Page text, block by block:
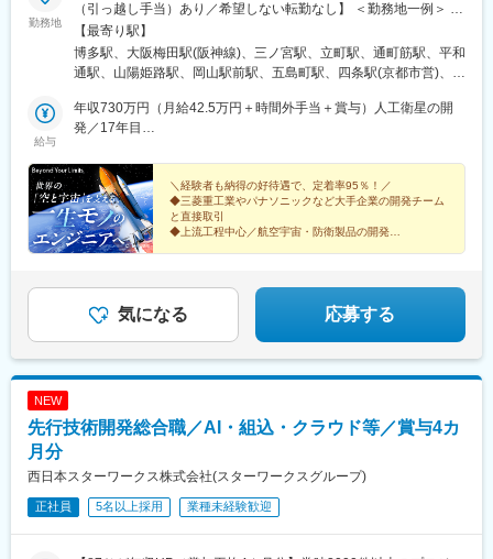
勤務地
（引っ越し手当）あり／希望しない転勤なし】 ＜勤務地一例＞ ・
三菱重工グループ └兵庫県 高砂市、神戸市 長崎県 長崎市、諫早
市、岡山県 玉野市 ・川崎重工業 └兵庫県 明石市、神戸市 ・新明
和工業 └兵庫県 神戸市東灘区、宝塚市 ・三菱電機グループ └兵庫
グループ └大阪府 門真市、守口市 、大阪市 ・NECグループ └福
岡市中央区、早良区 など ＜関西＞大阪府／兵庫県／京都府／滋賀
県／鳥取県／島根県／山口県／徳島県＜九州＞福岡県／熊本県／
長崎県／鹿児島県／宮崎県／佐賀県／大分県※テクニカルセンタ
ー・サテライトオフィスあり※マイカー通勤可※受動喫煙対策あ
り：喫煙所あり（屋外）
【最寄り駅】
博多駅、大阪梅田駅(阪神線)、三ノ宮駅、立町駅、通町筋駅、平和
通駅、山陽姫路駅、岡山駅前駅、五島町駅、四条駅(京都市営)、福
東駅、熊本城・市役所前駅、小倉駅(福岡県)、姫路駅、岡山駅、大
波止駅、烏丸駅、伊丹駅(福知山線)、櫛田神社前駅、県庁前駅(広
給与
年収730万円（月給42.5万円＋時間外手当＋賞与）人工衛星の開
発／17年目
ム開発／5年目
＼経験者も納得の好待遇で、定着率95％！／
◆三菱重工業やパナソニックなど大手企業の開発チーム
と直接取引
◆上流工程中心／航空宇宙・防衛製品の開発
気になる 応募する
NEW
先行技術開発総合職／AI・組込・クラウド等／賞与4カ
月分
西日本スターワークス株式会社(スターワークスグループ)
正社員 5名以上採用 業種未経験歓迎